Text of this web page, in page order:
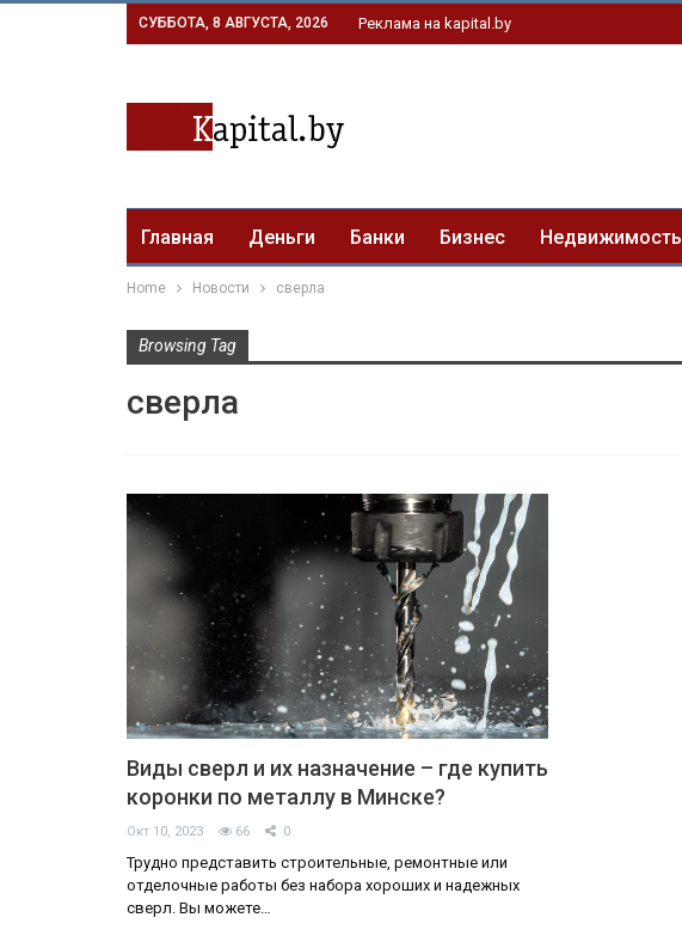
СУББОТА, 8 АВГУСТА, 2026 Реклама на kapital.by
Главная Деньги Банки Бизнес Недвижимость
Home Новости сверла
Browsing Tag
сверла
Виды сверл и их назначение – где купить
коронки по металлу в Минске?
Окт 10, 2023 66 0
Трудно представить строительные, ремонтные или
отделочные работы без набора хороших и надежных
сверл. Вы можете…
80% вкладчиков ВТБ Банка старше